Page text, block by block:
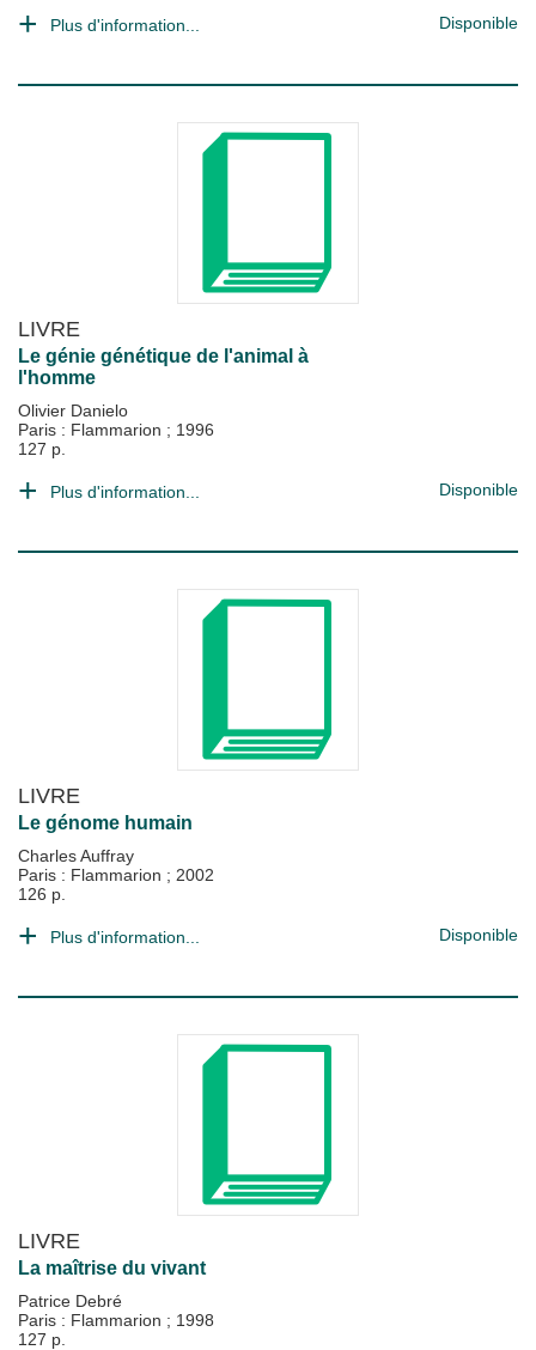
Plus d'information... Disponible
LIVRE
Le génie génétique de l'animal à
l'homme
Olivier Danielo
Paris : Flammarion ; 1996
127 p.
Plus d'information... Disponible
LIVRE
Le génome humain
Charles Auffray
Paris : Flammarion ; 2002
126 p.
Plus d'information... Disponible
LIVRE
La maîtrise du vivant
Patrice Debré
Paris : Flammarion ; 1998
127 p.